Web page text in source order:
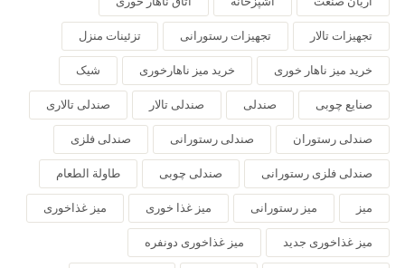
تجهیزات تالار تجهیزات رستورانی تزئینات منزل
خرید میز ناهار خوری خرید میز ناهارخوری شیک
صنایع چوبی صندلی صندلی تالار صندلی تالاری
صندلی رستوران صندلی رستورانی صندلی فلزی
صندلی فلزی رستورانی صندلی چوبی طاولة الطعام
میز میز رستورانی میز غذا خوری میز غذاخوری
میز غذاخوری جدید میز غذاخوری دونفره